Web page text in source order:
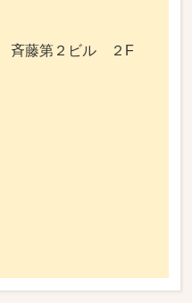
斉藤第２ビル ２F